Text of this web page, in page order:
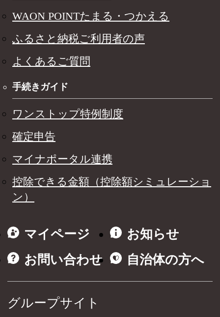
WAON POINTたまる・つかえる
ふるさと納税ご利用者の声
よくあるご質問
手続きガイド
ワンストップ特例制度
確定申告
マイナポータル連携
控除できる金額（控除額シミュレーショ
ン）
マイページ
お知らせ
お問い合わせ
自治体の方へ
グループサイト